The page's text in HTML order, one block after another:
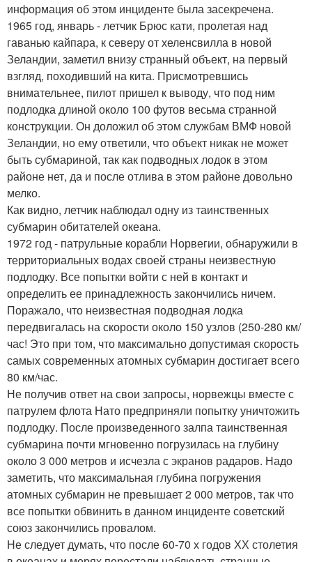
информация об этом инциденте была засекречена.
1965 год, январь - летчик Брюс кати, пролетая над
гаванью кайпара, к северу от хеленсвилла в новой
Зеландии, заметил внизу странный объект, на первый
взгляд, походивший на кита. Присмотревшись
внимательнее, пилот пришел к выводу, что под ним
подлодка длиной около 100 футов весьма странной
конструкции. Он доложил об этом службам ВМФ новой
Зеландии, но ему ответили, что объект никак не может
быть субмариной, так как подводных лодок в этом
районе нет, да и после отлива в этом районе довольно
мелко.
Как видно, летчик наблюдал одну из таинственных
субмарин обитателей океана.
1972 год - патрульные корабли Норвегии, обнаружили в
территориальных водах своей страны неизвестную
подлодку. Все попытки войти с ней в контакт и
определить ее принадлежность закончились ничем.
Поражало, что неизвестная подводная лодка
передвигалась на скорости около 150 узлов (250-280 км/
час! Это при том, что максимально допустимая скорость
самых современных атомных субмарин достигает всего
80 км/час.
Не получив ответ на свои запросы, норвежцы вместе с
патрулем флота Нато предприняли попытку уничтожить
подлодку. После произведенного залпа таинственная
субмарина почти мгновенно погрузилась на глубину
около 3 000 метров и исчезла с экранов радаров. Надо
заметить, что максимальная глубина погружения
атомных субмарин не превышает 2 000 метров, так что
все попытки обвинить в данном инциденте советский
союз закончились провалом.
Не следует думать, что после 60-70 х годов ХХ столетия